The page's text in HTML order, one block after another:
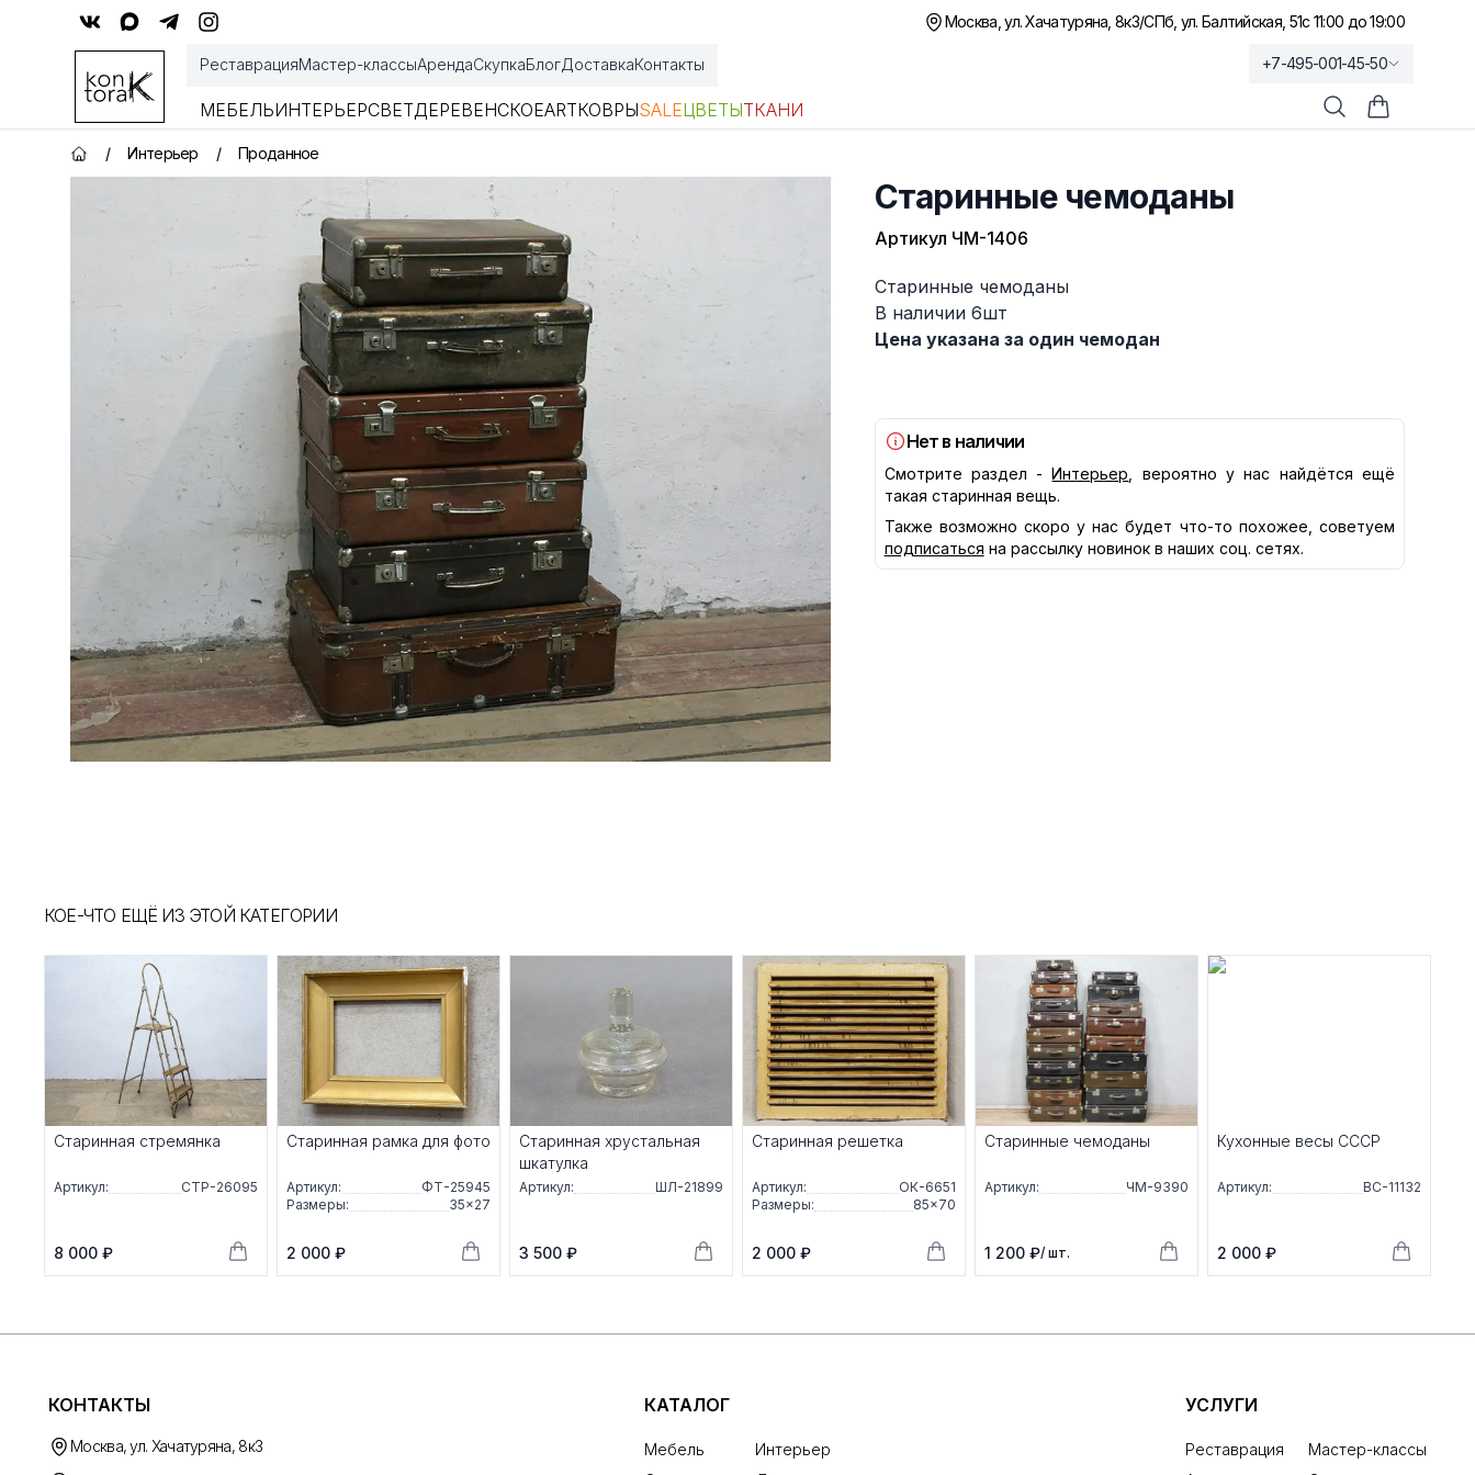
Москва, ул. Хачатуряна, 8к3/СПб, ул. Балтийская, 51с 11:00 до 19:00
РеставрацияМастер-классыАрендаСкупкаБлогДоставкаКонтакты
МЕБЕЛЬИНТЕРЬЕРСВЕТДЕРЕВЕНСКОЕARTКОВРЫSALEЦВЕТЫТКАНИ
+7-495-001-45-50
ПоискКорзина
Главная страница
/ Интерьер / Проданное
Старинные чемоданы
Артикул ЧМ-1406
Описание
Старинные чемоданы
В наличии 6шт
Цена указана за один чемодан
Нет в наличии
Смотрите раздел - Интерьер , вероятно у нас найдётся ещё
такая старинная вещь.
Также возможно скоро у нас будет что-то похожее, советуем
подписаться на рассылку новинок в наших соц. сетях.
КОЕ-ЧТО ЕЩЁ ИЗ ЭТОЙ КАТЕГОРИИ
Старинная стремянка
Артикул: СТР-26095
8 000 ₽
Старинная рамка для фото
Артикул:
ФТ-25945
Размеры:
35×27
2 000 ₽
Старинная хрустальная
шкатулка
Артикул: ШЛ-21899
3 500 ₽
Старинная решетка
Артикул:
ОК-6651
Размеры:
85×70
2 000 ₽
Старинные чемоданы
Артикул: ЧМ-9390
1 200 ₽/ шт.
Кухонные весы СССР
Артикул: ВС-11132
2 000 ₽
КОНТАКТЫ
Москва, ул. Хачатуряна, 8к3
КАТАЛОГ
Мебель
Интерьер
УСЛУГИ
Реставрация
Мастер-классы